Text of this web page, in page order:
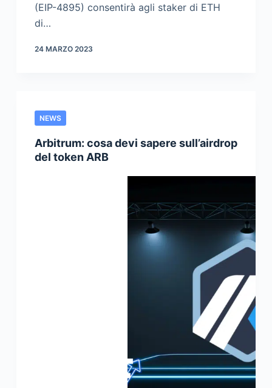
(EIP-4895) consentirà agli staker di ETH
di…
24 MARZO 2023
NEWS
Arbitrum: cosa devi sapere sull’airdrop
del token ARB